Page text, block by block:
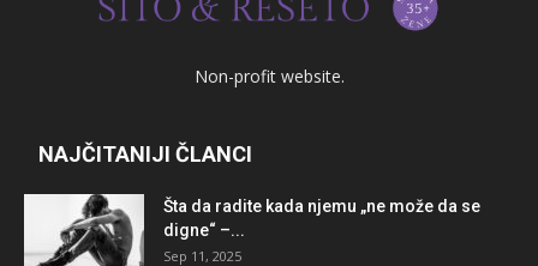
Non-profit website.
NAJČITANIJI ČLANCI
Šta da radite kada njemu „ne može da se
digne“ –...
Sep 11, 2025